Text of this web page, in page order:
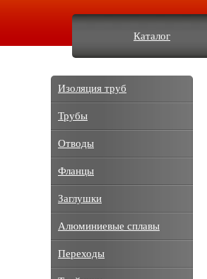
Каталог
Изоляция труб
Трубы
Отводы
Фланцы
Заглушки
Алюминиевые сплавы
Переходы